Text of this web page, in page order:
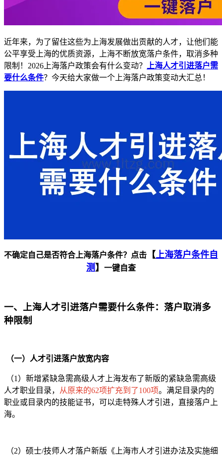
近年来，为了留住这些为上海发展做出贡献的人才，让他们能
公平享受上海的优质资源，上海不断放宽落户条件，取消多种
限制！2026上海落户政策会有什么变动？
上海人才引进落户需
要什么条件？今天给大家做一个上海落户政策变动大汇总！
不确定自己是否符合上海落户条件？点击 【 上海落户条件自
测 】 一键自查
一、上海人才引进落户需要什么条件：落户取消多
种限制
（一）人才引进落户放宽内容
（1）新增紧缺急需高级人才上海发布了新版的紧缺急需高级
人才职业目录，
从原来的62项扩充到了100项。满足目录内的
职业或目录内的技能证书，可以走特殊人才引进，直接落户上
海。
（2）硕士/技师人才落户新版《上海市人才引进办法及实施细